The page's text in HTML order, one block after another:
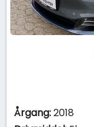
Årgang:2018